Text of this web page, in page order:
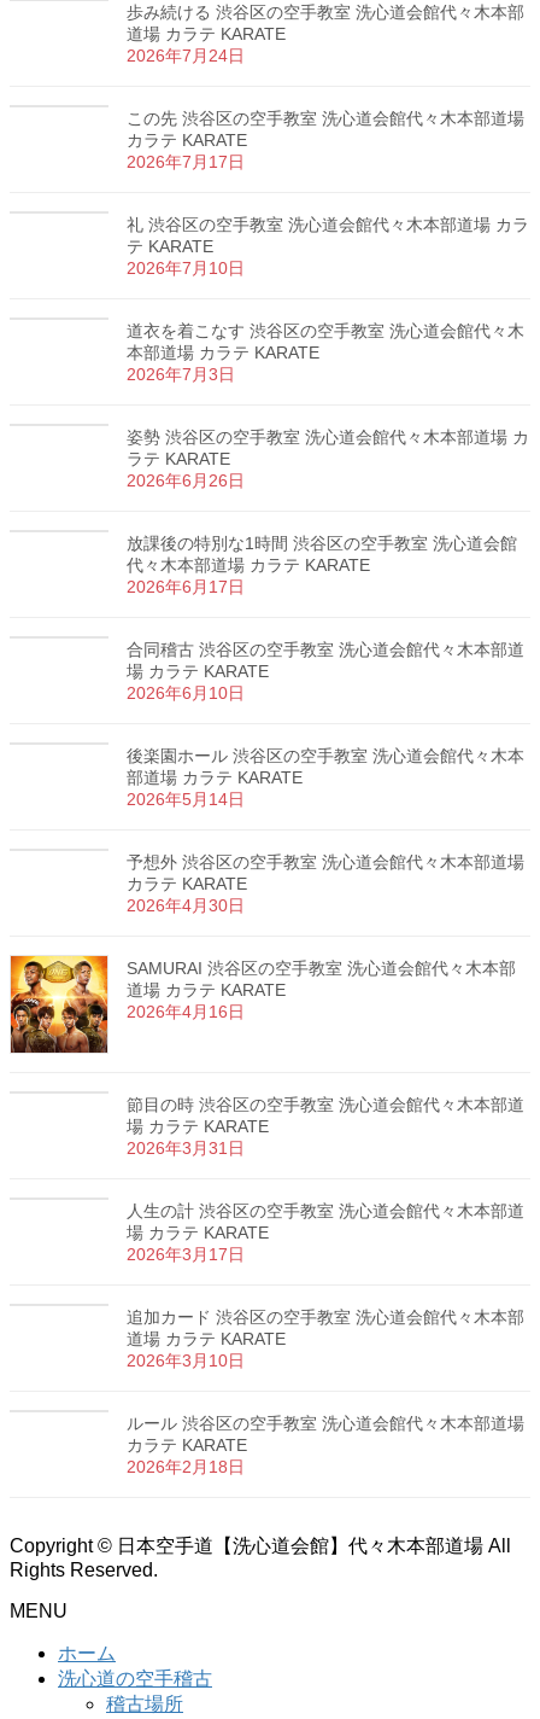
歩み続ける 渋谷区の空手教室 洗心道会館代々木本部
道場 カラテ KARATE
2026年7月24日
この先 渋谷区の空手教室 洗心道会館代々木本部道場
カラテ KARATE
2026年7月17日
礼 渋谷区の空手教室 洗心道会館代々木本部道場 カラ
テ KARATE
2026年7月10日
道衣を着こなす 渋谷区の空手教室 洗心道会館代々木
本部道場 カラテ KARATE
2026年7月3日
姿勢 渋谷区の空手教室 洗心道会館代々木本部道場 カ
ラテ KARATE
2026年6月26日
放課後の特別な1時間 渋谷区の空手教室 洗心道会館
代々木本部道場 カラテ KARATE
2026年6月17日
合同稽古 渋谷区の空手教室 洗心道会館代々木本部道
場 カラテ KARATE
2026年6月10日
後楽園ホール 渋谷区の空手教室 洗心道会館代々木本
部道場 カラテ KARATE
2026年5月14日
予想外 渋谷区の空手教室 洗心道会館代々木本部道場
カラテ KARATE
2026年4月30日
SAMURAI 渋谷区の空手教室 洗心道会館代々木本部
道場 カラテ KARATE
2026年4月16日
節目の時 渋谷区の空手教室 洗心道会館代々木本部道
場 カラテ KARATE
2026年3月31日
人生の計 渋谷区の空手教室 洗心道会館代々木本部道
場 カラテ KARATE
2026年3月17日
追加カード 渋谷区の空手教室 洗心道会館代々木本部
道場 カラテ KARATE
2026年3月10日
ルール 渋谷区の空手教室 洗心道会館代々木本部道場
カラテ KARATE
2026年2月18日
Copyright © 日本空手道【洗心道会館】代々木本部道場 All
Rights Reserved.
MENU
ホーム
洗心道の空手稽古
稽古場所